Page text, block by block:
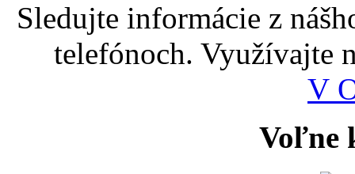
Sledujte informácie z
telefónoch. Využívajte
V
Voľne